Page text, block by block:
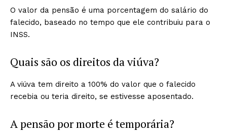
O valor da pensão é uma porcentagem do salário do
falecido, baseado no tempo que ele contribuiu para o
INSS.
Quais são os direitos da viúva?
A viúva tem direito a 100% do valor que o falecido
recebia ou teria direito, se estivesse aposentado.
A pensão por morte é temporária?